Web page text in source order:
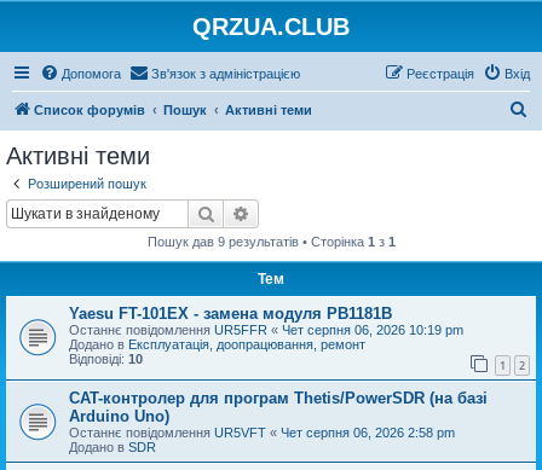
QRZUA.CLUB
Допомога Зв'язок з адміністрацією Вхід
Реєстрація
Список форумів Пошук Активні теми
Активні теми
Розширений пошук
Пошук
Пошук дав 9 результатів • Сторінка 1 з 1
Тем
Yaesu FT-101EX - замена модуля PB1181B
Останнє повідомлення UR5FFR « Чет серпня 06, 2026 10:19 pm
Додано в Експлуатація, доопрацювання, ремонт
Відповіді: 10 1 2
CAT-контролер для програм Thetis/PowerSDR (на базі
Arduino Uno)
Останнє повідомлення UR5VFT « Чет серпня 06, 2026 2:58 pm
Додано в SDR